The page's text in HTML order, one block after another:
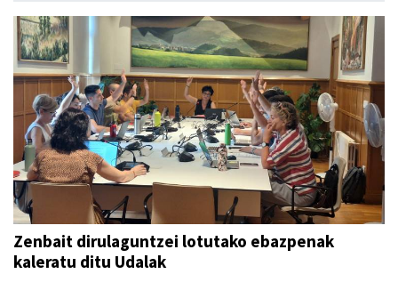
Zenbait dirulaguntzei lotutako ebazpenak
kaleratu ditu Udalak